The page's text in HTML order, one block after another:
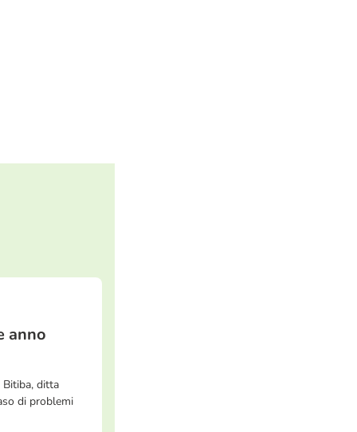
anno
Bitiba, ditta
di problemi